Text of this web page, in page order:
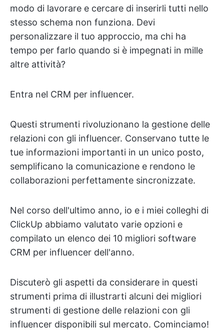
modo di lavorare e cercare di inserirli tutti nello
stesso schema non funziona. Devi
personalizzare il tuo approccio, ma chi ha
tempo per farlo quando si è impegnati in mille
altre attività?
Entra nel CRM per influencer.
Questi strumenti rivoluzionano la gestione delle
relazioni con gli influencer. Conservano tutte le
tue informazioni importanti in un unico posto,
semplificano la comunicazione e rendono le
collaborazioni perfettamente sincronizzate.
Nel corso dell'ultimo anno, io e i miei colleghi di
ClickUp abbiamo valutato varie opzioni e
compilato un elenco dei 10 migliori software
CRM per influencer dell'anno.
Discuterò gli aspetti da considerare in questi
strumenti prima di illustrarti alcuni dei migliori
strumenti di gestione delle relazioni con gli
influencer disponibili sul mercato. Cominciamo!